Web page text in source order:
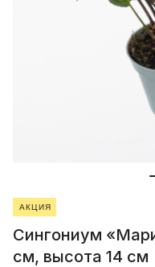
АКЦИЯ
Сингониум
см, высота 14 см